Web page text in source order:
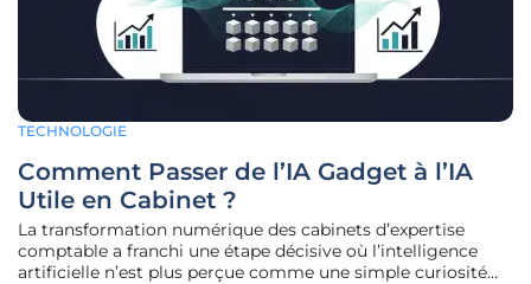
TECHNOLOGIE
Comment Passer de l’IA Gadget à l’IA
Utile en Cabinet ?
La transformation numérique des cabinets d’expertise
comptable a franchi une étape décisive où l’intelligence
artificielle n’est plus perçue comme une simple curiosité